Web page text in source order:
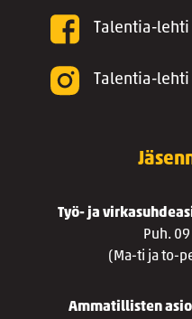
Talentia-lehti
Talentia-lehti
Työ- ja
Puh.
(Ma-ti ja to-
Ammatillisten